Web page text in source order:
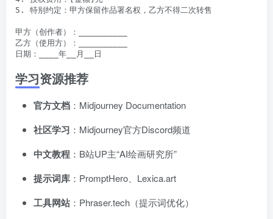
5. 特别约定：甲方保留作品署名权，乙方不得二次转售
甲方（创作者）：__________
乙方（使用方）：__________
学习资源推荐
官方文档 ：Midjourney Documentation
社区学习 ：Midjourney官方Discord频道
中文教程 ：B站UP主“AI绘画研究所”
提示词库 ：PromptHero、Lexica.art
工具网站：Phraser.tech（提示词优化）